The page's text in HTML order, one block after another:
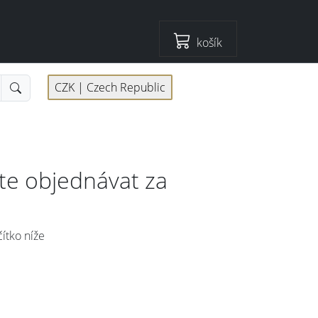
košík
CZK | Czech Republic
objednávat za
níže